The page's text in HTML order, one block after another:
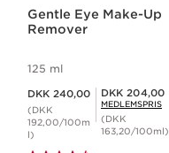
Gentle Eye Make-Up
Remover
125 ml
DKK 240,00
(DKK
192,00/100m
l)
Medlemspris DKK 204,00
DKK 204,00
MEDLEMSPRIS
(DKK
163,20/100ml)